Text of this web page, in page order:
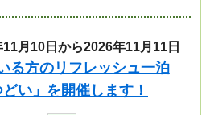
月10日から2026年11月11日
る方のリフレッシュ一泊
い」を開催します！